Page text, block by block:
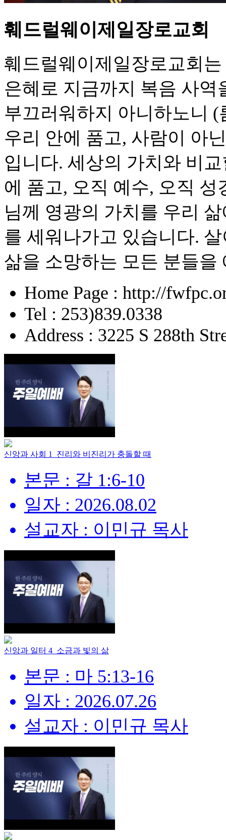
훼드럴웨이제일장로교회
훼드럴웨이제일장로교회
은혜로 지금까지 복음 사
부끄러워하지 아니하노니
우리 안에 품고, 사람이 아
입니다. 세상의 가치와 비
에 품고, 오직 예수, 오직
님께 영광의 가치를 우리
를 세워나가고 있습니다.
삶을 소망하는 모든 분들
Home Page : http://
Tel : 253)839.0338
Address : 3225 S 288th
신앙과 사회 1_진리와 비진리가 충돌할 때
본문 : 갈 1:6-10
일자 : 2026.08.02
설교자 : 이민규 목사
신앙과 일터 4_소금과 빛의 삶
본문 : 마 5:13-16
일자 : 2026.07.26
설교자 : 이민규 목사